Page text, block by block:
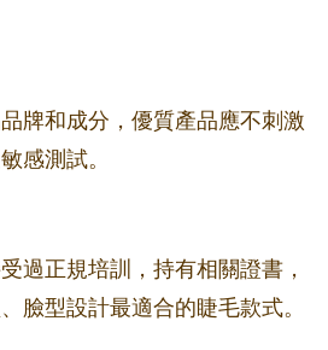
牌和成分，優質產品應不刺激
感測試。
過正規培訓，持有相關證書，
臉型設計最適合的睫毛款式。